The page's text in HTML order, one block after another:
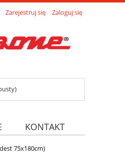
Zarejestruj się Zaloguj się
KONTAKT
75x180cm)